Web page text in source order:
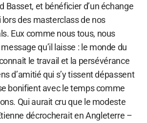
Basset, et bénéficier d’un échange
lors des masterclass de nos
Eux comme nous tous, nous
qu’il laisse : le monde du
le travail et la persévérance
d’amitié qui s’y tissent dépassent
bonifient avec le temps comme
Qui aurait cru que le modeste
décrocherait en Angleterre –